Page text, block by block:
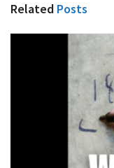
Related Posts